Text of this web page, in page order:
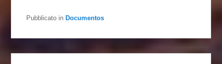
Pubblicato in Documentos